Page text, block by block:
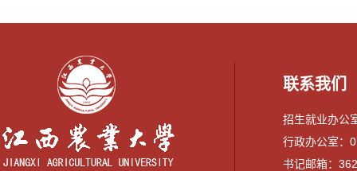
联系我们
招生就业办公
行政办公室：
书记邮箱：